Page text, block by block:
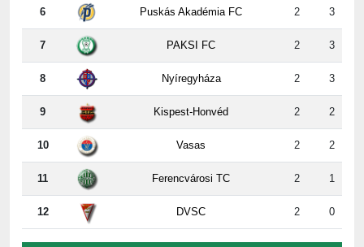
6 Puskás Akadémia FC 2 3
7 PAKSI FC 2 3
8 Nyíregyháza 2 3
9 Kispest-Honvéd 2 2
10 Vasas 2 2
11 Ferencvárosi TC 2 1
12 DVSC 2 0